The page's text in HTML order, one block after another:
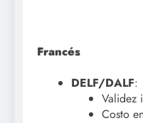
Francés
DELF/DALF:
Validez
Costo